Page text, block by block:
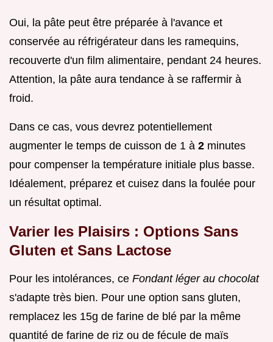
Oui, la pâte peut être préparée à l'avance et
conservée au réfrigérateur dans les ramequins,
recouverte d'un film alimentaire, pendant 24 heures.
Attention, la pâte aura tendance à se raffermir à
froid.
Dans ce cas, vous devrez potentiellement
augmenter le temps de cuisson de 1 à 2 minutes
pour compenser la température initiale plus basse.
Idéalement, préparez et cuisez dans la foulée pour
un résultat optimal.
Varier les Plaisirs : Options Sans
Gluten et Sans Lactose
Pour les intolérances, ce Fondant léger au chocolat
s'adapte très bien. Pour une option sans gluten,
remplacez les 15g de farine de blé par la même
quantité de farine de riz ou de fécule de maïs